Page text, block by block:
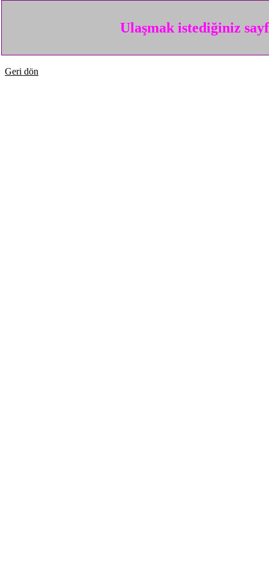
Ulaşmak istediğiniz
Geri dön